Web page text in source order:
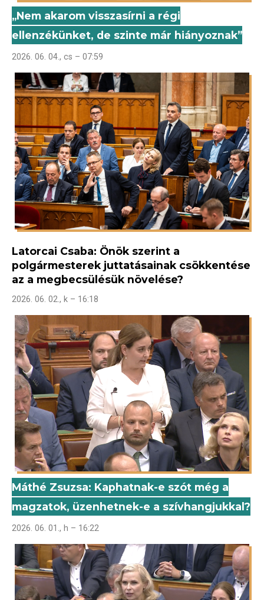
„Nem akarom visszasírni a régi
ellenzékünket, de szinte már hiányoznak”
2026. 06. 04., cs – 07:59
Latorcai Csaba: Önök szerint a
polgármesterek juttatásainak csökkentése
az a megbecsülésük növelése?
2026. 06. 02., k – 16:18
Máthé Zsuzsa: Kaphatnak-e szót még a
magzatok, üzenhetnek-e a szívhangjukkal?
2026. 06. 01., h – 16:22